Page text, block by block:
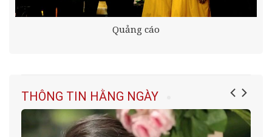
Quảng cáo
THÔNG TIN HẰNG NGÀY